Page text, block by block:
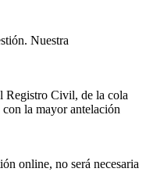
Nuestra
Registro Civil, de la cola
la mayor antelación
online, no será necesaria